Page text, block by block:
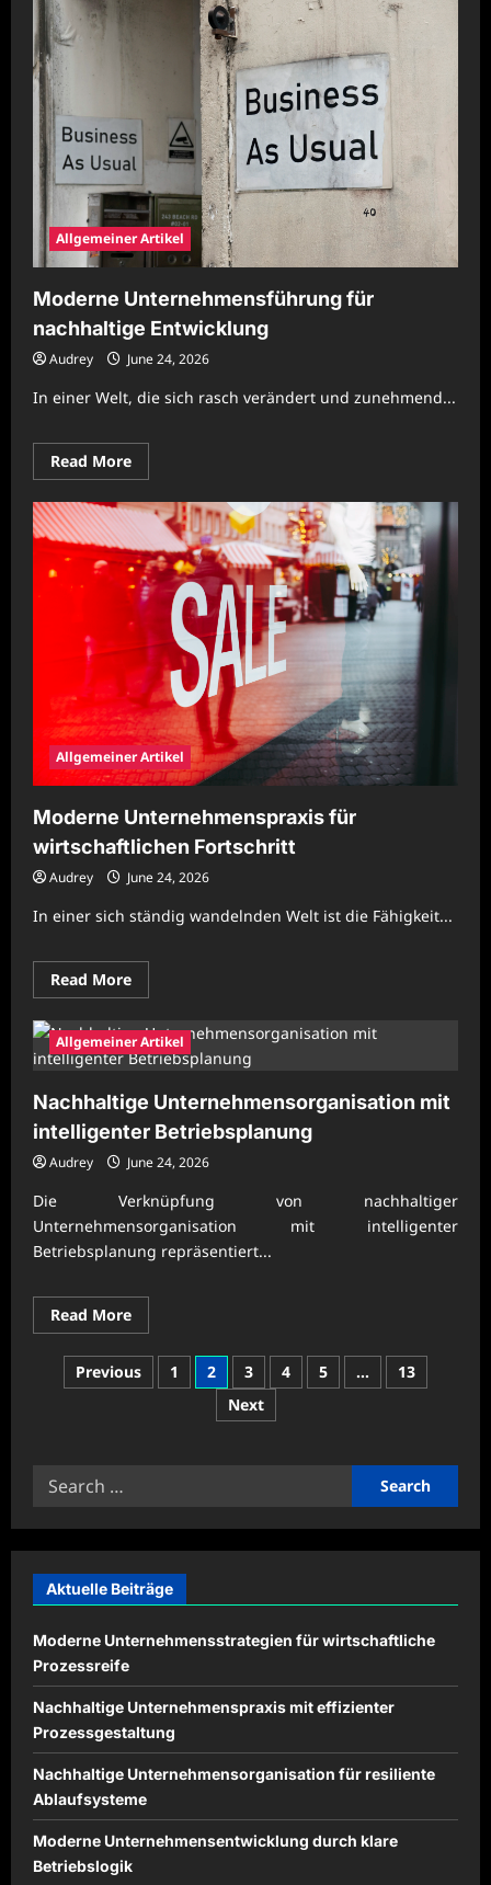
Beispielen
modernen
Güterkraftverkehr
Allgemeiner Artikel
Moderne Unternehmensführung für
nachhaltige Entwicklung
Audrey June 24, 2026
In einer Welt, die sich rasch verändert und zunehmend...
Read MoreRead
more
Moderne
Unternehmensführung
für
nachhaltige
Entwicklung
Allgemeiner Artikel
Moderne Unternehmenspraxis für
wirtschaftlichen Fortschritt
Audrey June 24, 2026
In einer sich ständig wandelnden Welt ist die Fähigkeit...
Read MoreRead
more
Moderne
Unternehmenspraxis
für
wirtschaftlichen
Allgemeiner Artikel
Nachhaltige Unternehmensorganisation mit
intelligenter Betriebsplanung
Audrey June 24, 2026
Die Verknüpfung von nachhaltiger
Unternehmensorganisation mit intelligenter
Betriebsplanung repräsentiert...
Read MoreRead
more
Nachhaltige
Unternehmensorganisation
mit
Betriebsplanung
PostsPrevious 1 2 3 4 5 …
13
Next
Search
Aktuelle Beiträge
Moderne Unternehmensstrategien für wirtschaftliche
Prozessreife
Nachhaltige Unternehmenspraxis mit effizienter
Prozessgestaltung
Nachhaltige Unternehmensorganisation für resiliente
Ablaufsysteme
Moderne Unternehmensentwicklung durch klare
Betriebslogik